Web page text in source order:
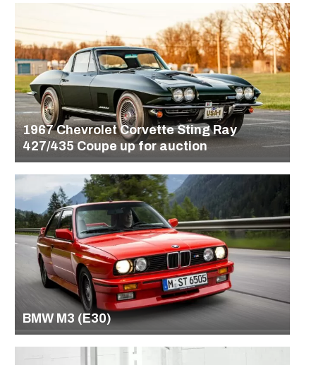
1967 Chevrolet Corvette Sting Ray
427/435 Coupe up for auction
BMW M3 (E30)